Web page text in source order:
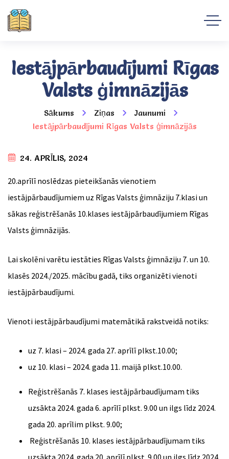
Iestājpārbaudījumi Rīgas
Valsts ģimnāzijās
Sākums Ziņas
Jaunumi
Iestājpārbaudījumi Rīgas Valsts ģimnāzijās
24. APRĪLIS, 2024
20.aprīlī noslēdzas pieteikšanās vienotiem
iestājpārbaudījumiem uz Rīgas Valsts ģimnāziju 7.klasi un
sākas reģistrēšanās 10.klases iestājpārbaudījumiem Rīgas
Valsts ģimnāzijās.
Lai skolēni varētu iestāties Rīgas Valsts ģimnāziju 7. un 10.
klasēs 2024./2025. mācību gadā, tiks organizēti vienoti
iestājpārbaudījumi.
Vienoti iestājpārbaudījumi matemātikā rakstveidā notiks:
uz 7. klasi – 2024. gada 27. aprīlī plkst.10.00;
uz 10. klasi – 2024. gada 11. maijā plkst.10.00.
Reģistrēšanās 7. klases iestājpārbaudījumam tiks
uzsākta 2024. gada 6. aprīlī plkst. 9.00 un ilgs līdz 2024.
gada 20. aprīlim plkst. 9.00;
Reģistrēšanās 10. klases iestājpārbaudījumam tiks
uzsākta 2024. gada 20. aprīlī plkst. 9.00 un ilgs līdz 2024.